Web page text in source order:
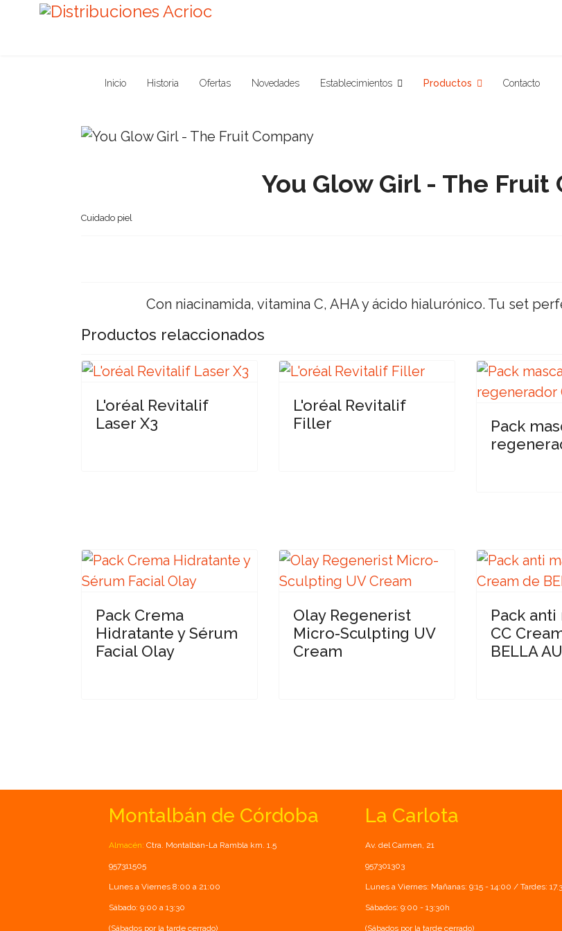
Inicio Historia Ofertas Novedades Establecimientos Productos Contacto
You Glow Girl - The Fruit
Cuidado piel
Con niacinamida, vitamina C, AHA y ácido hialurónico. Tu set
Productos relaccionados
L'oréal Revitalif
Laser X3
L'oréal Revitalif
Filler
Pack
Pack Crema
Hidratante y Sérum
Facial Olay
Olay Regenerist
Micro-Sculpting UV
Cream
Pack anti
CC
BELLA
Montalbán de Córdoba
Almacén: Ctra. Montalbán-La Rambla km. 1.5
957311505
Lunes a Viernes 8:00 a 21:00
Sábado: 9:00 a 13:30
(Sábados por la tarde cerrado)
La Carlota
Av. del Carmen, 21
957301303
Lunes a Viernes: Mañanas: 9:15 - 14:00 / Tardes:
Sábados: 9:00 - 13:30h
(Sábados por la tarde cerrado)